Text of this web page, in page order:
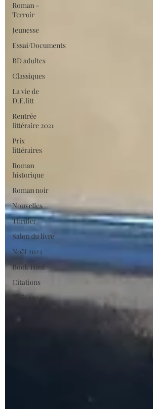
Roman -
Terroir
Jeunesse
Essai/Documents
BD adultes
Classiques
La vie de
D.E.litt
Rentrée
littéraire 2021
Prix
littéraires
Roman
historique
Roman noir
Nouvelles
Thriller
Salon du livre
Noël 2023
Book Haul
Citations
Noël 2024